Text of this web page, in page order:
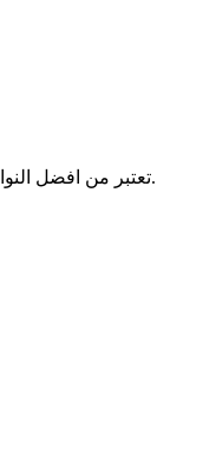
تعتبر من افضل النوافذ فى إحكام الإغلاق ، وعزل الأصوات والأتربة لإعتمادها على نظام الضغط بنظام الربل.